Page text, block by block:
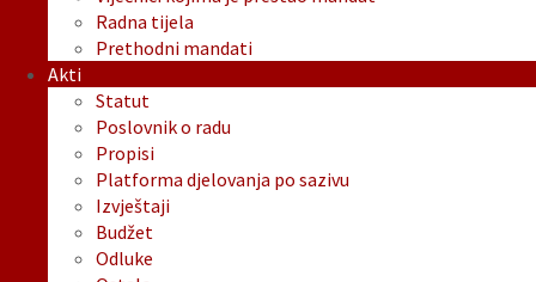
Radna tijela
Prethodni mandati
Akti
Statut
Poslovnik o radu
Propisi
Platforma djelovanja po sazivu
Izvještaji
Budžet
Odluke